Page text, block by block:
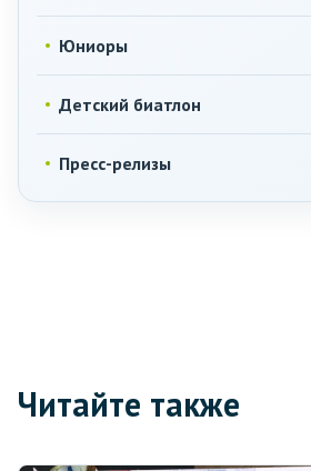
Юниоры
Детский биатлон
Пресс-релизы
Читайте также